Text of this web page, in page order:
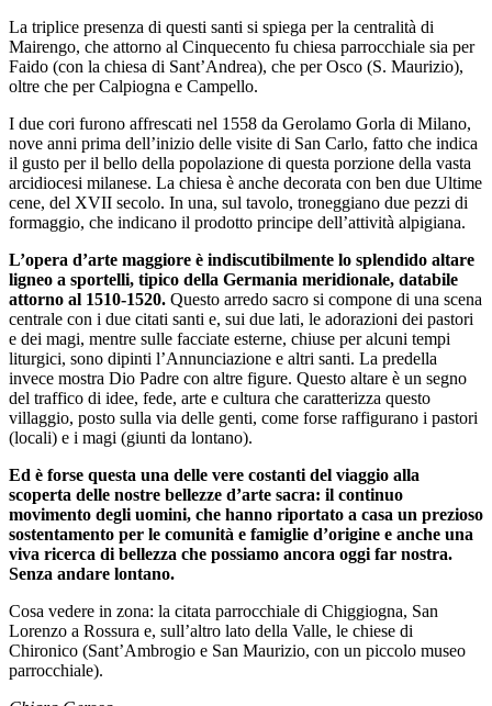
La triplice presenza di questi santi si spiega per la centralità di
Mairengo, che attorno al Cinquecento fu chiesa parrocchiale sia per
Faido (con la chiesa di Sant’Andrea), che per Osco (S. Maurizio),
oltre che per Calpiogna e Campello.
I due cori furono affrescati nel 1558 da Gerolamo Gorla di Milano,
nove anni prima dell’inizio delle visite di San Carlo, fatto che indica
il gusto per il bello della popolazione di questa porzione della vasta
arcidiocesi milanese. La chiesa è anche decorata con ben due Ultime
cene, del XVII secolo. In una, sul tavolo, troneggiano due pezzi di
formaggio, che indicano il prodotto principe dell’attività alpigiana.
L’opera d’arte maggiore è indiscutibilmente lo splendido altare
ligneo a sportelli, tipico della Germania meridionale, databile
attorno al 1510-1520. Questo arredo sacro si compone di una scena
centrale con i due citati santi e, sui due lati, le adorazioni dei pastori
e dei magi, mentre sulle facciate esterne, chiuse per alcuni tempi
liturgici, sono dipinti l’Annunciazione e altri santi. La predella
invece mostra Dio Padre con altre figure. Questo altare è un segno
del traffico di idee, fede, arte e cultura che caratterizza questo
villaggio, posto sulla via delle genti, come forse raffigurano i pastori
(locali) e i magi (giunti da lontano).
Ed è forse questa una delle vere costanti del viaggio alla
scoperta delle nostre bellezze d’arte sacra: il continuo
movimento degli uomini, che hanno riportato a casa un prezioso
sostentamento per le comunità e famiglie d’origine e anche una
viva ricerca di bellezza che possiamo ancora oggi far nostra.
Senza andare lontano.
Cosa vedere in zona: la citata parrocchiale di Chiggiogna, San
Lorenzo a Rossura e, sull’altro lato della Valle, le chiese di
Chironico (Sant’Ambrogio e San Maurizio, con un piccolo museo
parrocchiale).